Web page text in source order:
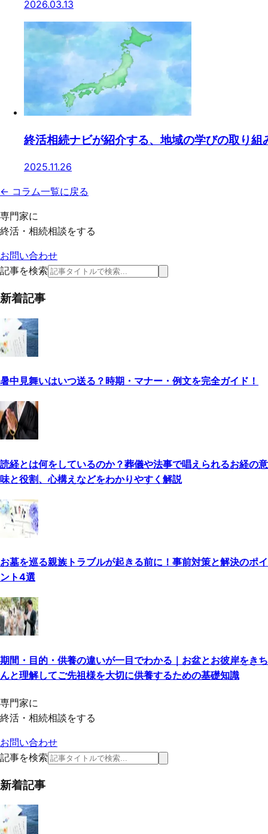
2026.03.13
終活相続ナビが紹介する、地域の学びの取り組
2025.11.26
← コラム一覧に戻る
専門家に
終活・相続相談をする
お問い合わせ
記事を検索
新着記事
暑中見舞いはいつ送る？時期・マナー・例文を完全ガイド！
読経とは何をしているのか？葬儀や法事で唱えられるお経の意
味と役割、心構えなどをわかりやすく解説
お墓を巡る親族トラブルが起きる前に！事前対策と解決のポイ
ント4選
期間・目的・供養の違いが一目でわかる｜お盆とお彼岸をきち
んと理解してご先祖様を大切に供養するための基礎知識
専門家に
終活・相続相談をする
お問い合わせ
記事を検索
新着記事